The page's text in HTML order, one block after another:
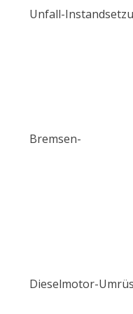
Unfall-
Bremsen-
Dieselmotor-